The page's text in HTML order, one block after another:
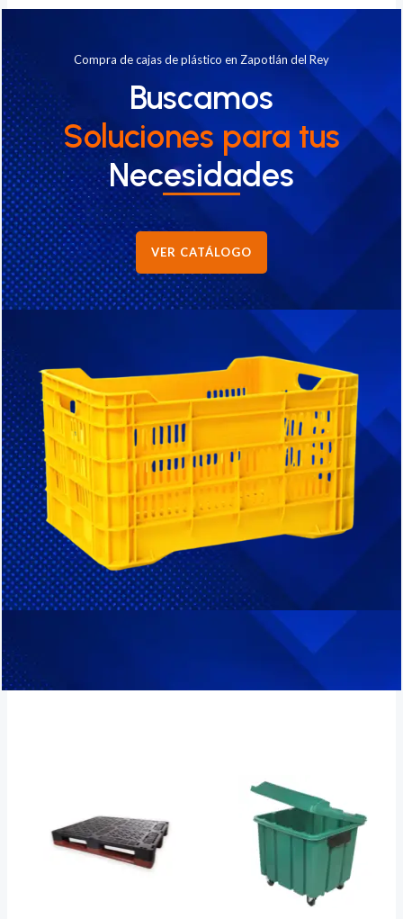
Compra de cajas de plástico en Zapotlán del Rey
Buscamos
Soluciones para tus
Necesidades
VER CATÁLOGO